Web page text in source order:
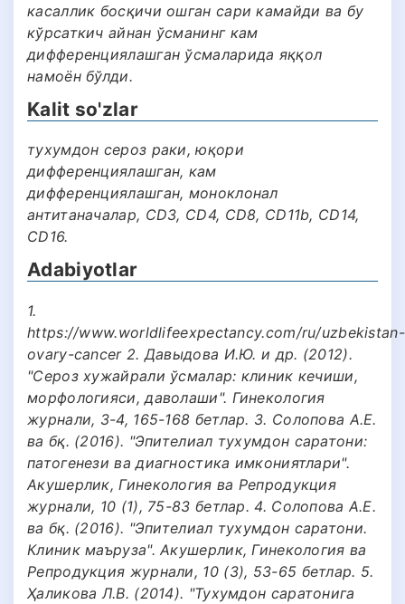
касаллик босқичи ошган сари камайди ва бу
кўрсаткич айнан ўсманинг кам
дифференциялашган ўсмаларида яққол
намоён бўлди.
Kalit so'zlar
тухумдон сероз раки, юқори
дифференциялашган, кам
дифференциялашган, моноклонал
антитаначалар, CD3, CD4, CD8, CD11b, CD14,
CD16.
Adabiyotlar
1.
https://www.worldlifeexpectancy.com/ru/uzbekistan-
ovary-cancer 2. Давыдова И.Ю. и др. (2012).
"Сероз хужайрали ўсмалар: клиник кечиши,
морфологияси, даволаши". Гинекология
журнали, 3-4, 165-168 бетлар. 3. Солопова А.Е.
ва бқ. (2016). "Эпителиал тухумдон саратони:
патогенези ва диагностика имкониятлари".
Акушерлик, Гинекология ва Репродукция
журнали, 10 (1), 75-83 бетлар. 4. Солопова А.Е.
ва бқ. (2016). "Эпителиал тухумдон саратони.
Клиник маъруза". Акушерлик, Гинекология ва
Репродукция журнали, 10 (3), 53-65 бетлар. 5.
Ҳаликова Л.В. (2014). "Тухумдон саратонига